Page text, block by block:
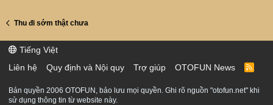
Thu đi sớm thật chưa
Tiếng Việt
Liên hệ
Quy định và Nội quy Trợ giúp OTOFUN News
R
S
Bản quyền 2006 OTOFUN, bảo lưu mọi quyền. Ghi rõ nguồn "otofun.net" khi
sử dụng thông tin từ website này.